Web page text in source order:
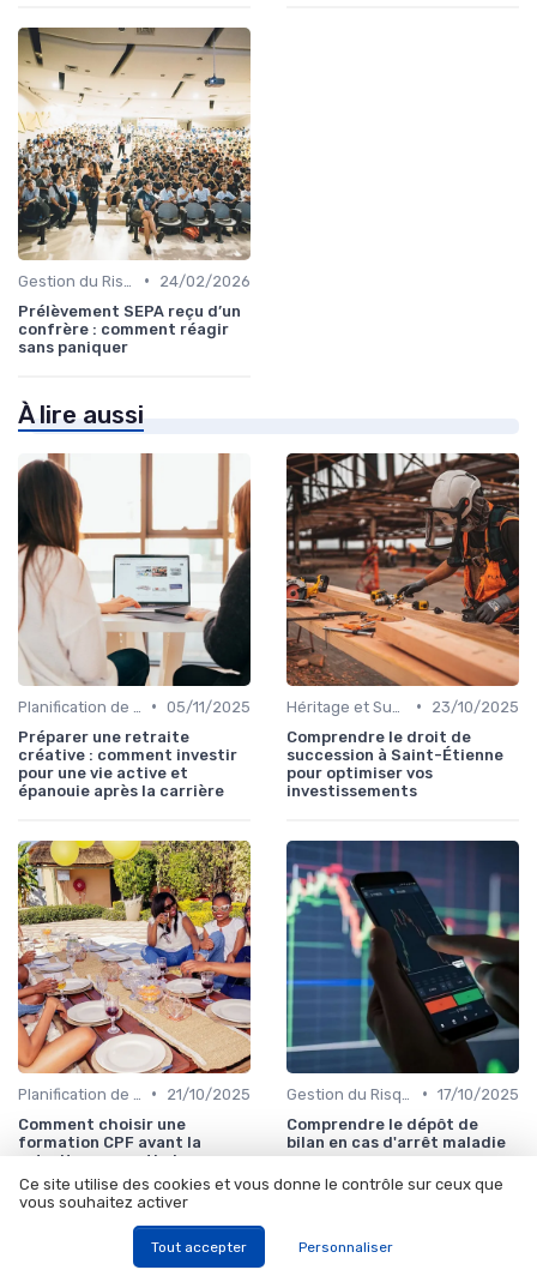
•
24/02/2026
Prélèvement SEPA reçu d’un
confrère : comment réagir
sans paniquer
À lire aussi
• 05/11/2025
Préparer une retraite
créative : comment investir
pour une vie active et
épanouie après la carrière
•
23/10/2025
Comprendre le droit de
succession à Saint-Étienne
pour optimiser vos
investissements
•
21/10/2025
Comment choisir une
formation CPF avant la
retraite pour optimiser ses
investissements
• 17/10/2025
Comprendre le dépôt de
bilan en cas d'arrêt maladie
Ce site utilise des cookies et vous donne le contrôle sur ceux que
vous souhaitez activer
Tout accepter Personnaliser